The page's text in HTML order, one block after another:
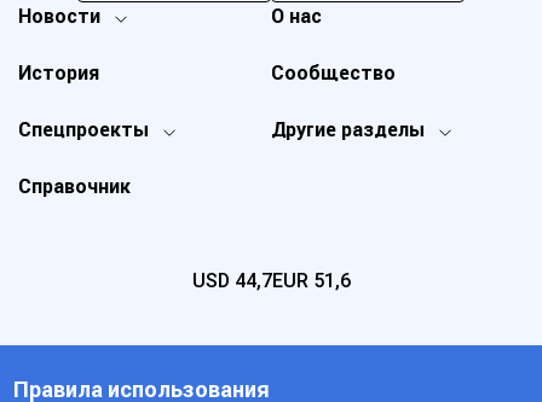
Новости
Спецпроекты Другие разделы
История
О нас
Справочник
Сообщество
USD 44,7EUR 51,6
Правила использования